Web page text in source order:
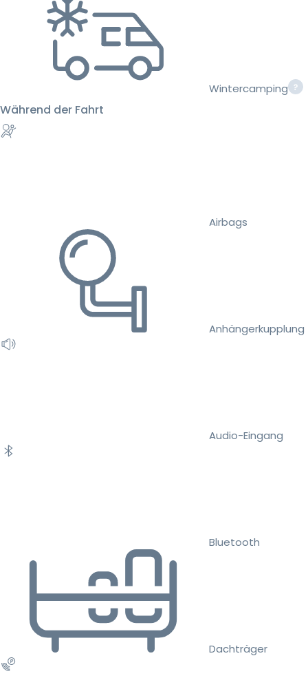
Wintercamping
Während der Fahrt
Airbags
Anhängerkupplung
Audio-Eingang
Bluetooth
Dachträger